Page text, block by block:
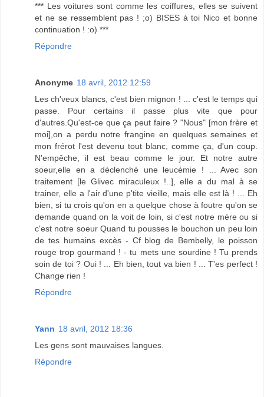
*** Les voitures sont comme les coiffures, elles se suivent
et ne se ressemblent pas ! ;o) BISES à toi Nico et bonne
continuation ! :o) ***
Répondre
Anonyme 18 avril, 2012 12:59
Les ch'veux blancs, c'est bien mignon ! ... c'est le temps qui
passe. Pour certains il passe plus vite que pour
d'autres.Qu'est-ce que ça peut faire ? "Nous" [mon frère et
moi],on a perdu notre frangine en quelques semaines et
mon frérot l'est devenu tout blanc, comme ça, d'un coup.
N'empêche, il est beau comme le jour. Et notre autre
soeur,elle en a déclenché une leucémie ! ... Avec son
traitement [le Glivec miraculeux !..], elle a du mal à se
trainer, elle a l'air d'une p'tite vieille, mais elle est là ! ... Eh
bien, si tu crois qu'on en a quelque chose à foutre qu'on se
demande quand on la voit de loin, si c'est notre mère ou si
c'est notre soeur Quand tu pousses le bouchon un peu loin
de tes humains excès - Cf blog de Bembelly, le poisson
rouge trop gourmand ! - tu mets une sourdine ! Tu prends
soin de toi ? Oui ! ... Eh bien, tout va bien ! ... T'es perfect !
Change rien !
Répondre
Yann 18 avril, 2012 18:36
Les gens sont mauvaises langues.
Répondre